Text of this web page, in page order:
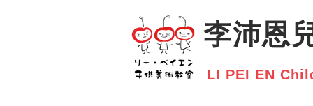
李沛恩
LI PEI EN